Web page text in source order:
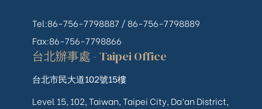
Tel:86-756-7798887 / 86-756-7798889
Fax:86-756-7798866
台北辦事處 - Taipei Office
台北市民大道102號15樓
Level 15, 102, Taiwan, Taipei City, Da’an District,